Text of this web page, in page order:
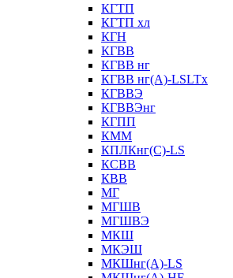
КГТП
КГТП хл
КГН
КГВВ
КГВВ нг
КГВВ нг(А)-LSLTx
КГВВЭ
КГВВЭнг
КГПП
КММ
КПЛКнг(C)-LS
КСВВ
КВВ
МГ
МГШВ
МГШВЭ
МКШ
МКЭШ
МКШнг(А)-LS